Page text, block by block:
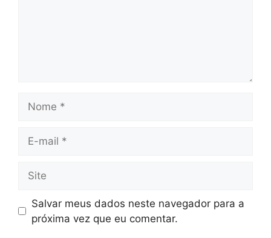
mail
Salvar meus dados neste navegador para a
próxima vez que eu comentar.